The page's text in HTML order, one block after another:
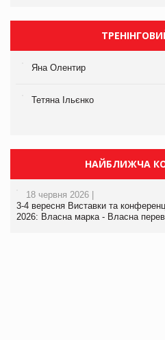
Яна Олентир
Тетяна Ільєнко
НАЙБЛИЖЧА
18 червня 2026 |
3-4 вересня Виставки та
2026: Власна марка - Власна